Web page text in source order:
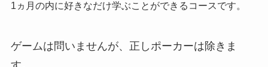
1ヵ月の内に好きなだけ学ぶことができるコースです。
ゲームは問いませんが、正しポーカーは除きま